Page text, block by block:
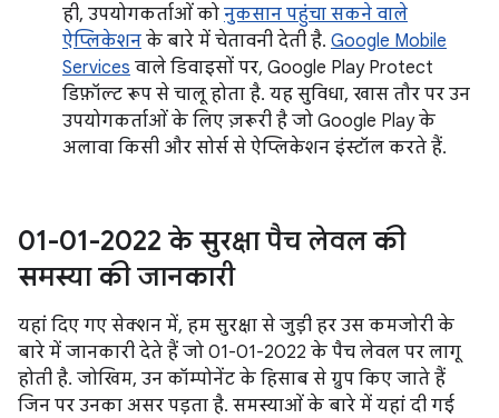
ही, उपयोगकर्ताओं को नुकसान पहुंचा सकने वाले
ऐप्लिकेशन के बारे में चेतावनी देती है. Google Mobile
Services वाले डिवाइसों पर, Google Play Protect
डिफ़ॉल्ट रूप से चालू होता है. यह सुविधा, खास तौर पर उन
उपयोगकर्ताओं के लिए ज़रूरी है जो Google Play के
अलावा किसी और सोर्स से ऐप्लिकेशन इंस्टॉल करते हैं.
01-01-2022 के सुरक्षा पैच लेवल की
समस्या की जानकारी
यहां दिए गए सेक्शन में, हम सुरक्षा से जुड़ी हर उस कमजोरी के
बारे में जानकारी देते हैं जो 01-01-2022 के पैच लेवल पर लागू
होती है. जोखिम, उन कॉम्पोनेंट के हिसाब से ग्रुप किए जाते हैं
जिन पर उनका असर पड़ता है. समस्याओं के बारे में यहां दी गई